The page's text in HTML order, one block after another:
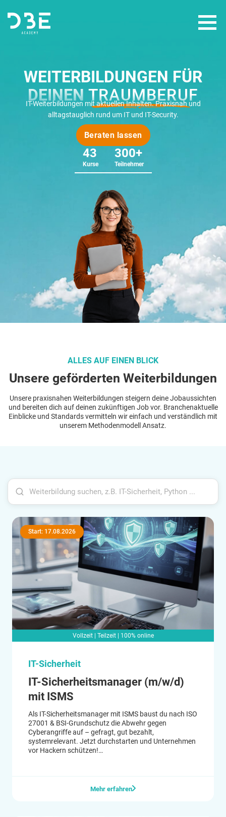
FÖRDERUNGEN
ÜBER UNS
WEITERBILDUNGEN FÜR
DEINEN TRAUMBERUF
IT-Weiterbildungen mit aktuellen Inhalten. Praxisnah und
alltagstauglich rund um IT und IT-Security.
Beraten lassen
43
Kurse
300+
Teilnehmer
ALLES AUF EINEN BLICK
Unsere geförderten Weiterbildungen
Unsere praxisnahen Weiterbildungen steigern deine Jobaussichten
und bereiten dich auf deinen zukünftigen Job vor. Branchenaktuelle
Einblicke und Standards vermitteln wir einfach und verständlich mit
unserem Methodenmodell Ansatz.
Start: 17.08.2026
Vollzeit | Teilzeit | 100% online
IT-Sicherheit
IT-Sicherheitsmanager (m/w/d)
mit ISMS
Als IT-Sicherheitsmanager mit ISMS baust du nach ISO
27001 & BSI-Grundschutz die Abwehr gegen
Cyberangriffe auf – gefragt, gut bezahlt,
systemrelevant. Jetzt durchstarten und Unternehmen
vor Hackern schützen!
Mehr erfahren